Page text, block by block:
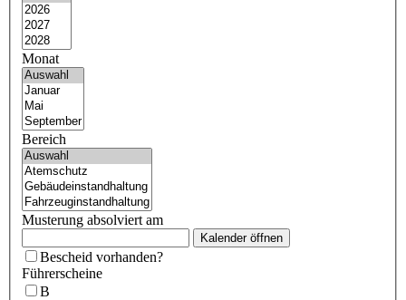
Monat
Bereich
Musterung absolviert am
Kalender öffnen
Bescheid vorhanden?
Führerscheine
B